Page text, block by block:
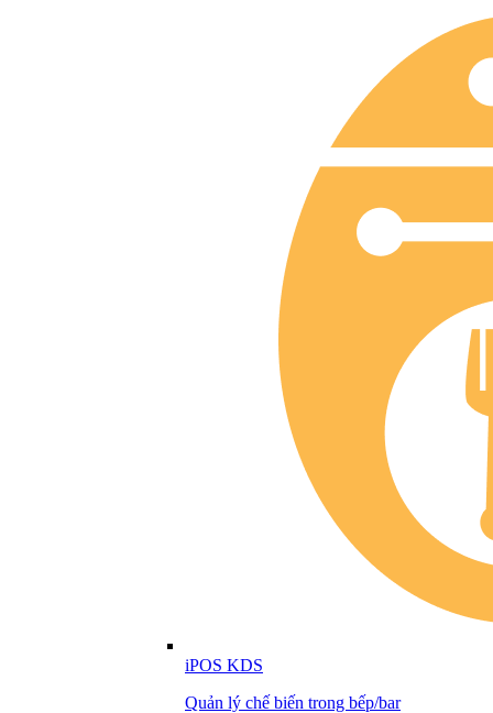
iPOS KDS
Quản lý chế biến trong bếp/bar